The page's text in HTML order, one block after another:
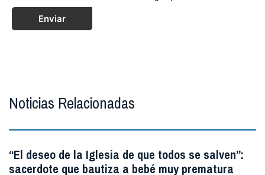
Enviar
Noticias Relacionadas
“El deseo de la Iglesia de que todos se salven”:
sacerdote que bautiza a bebé muy prematura